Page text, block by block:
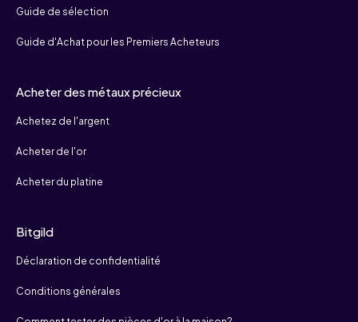
Guide de sélection
Guide d'Achat pour les Premiers Acheteurs
Acheter des métaux précieux
Achetez de l'argent
Acheter de l'or
Acheter du platine
Bitgild
Déclaration de confidentialité
Conditions générales